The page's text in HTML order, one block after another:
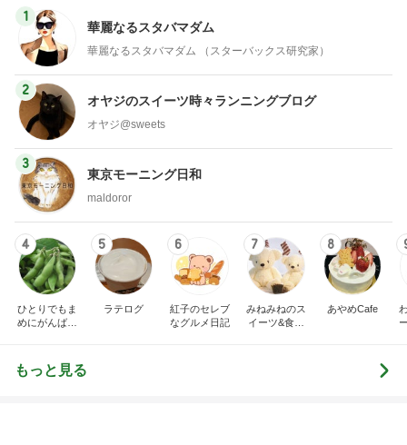
1
華麗なるスタバマダム
華麗なるスタバマダム （スターバックス研究家）
2
オヤジのスイーツ時々ランニングブログ
オヤジ@sweets
3
東京モーニング日和
maldoror
4
ひとりでもま
めにがんばる
5
ラテログ
6
紅子のセレブ
なグルメ日記
7
みねみねのス
イーツ&食パ
8
あやめCafe
もっと見る